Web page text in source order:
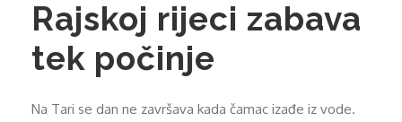
Rajskoj rijeci zabava
tek počinje
Na Tari se dan ne završava kada čamac izađe iz vode.